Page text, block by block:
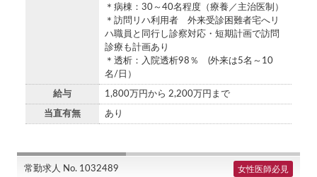
＊病棟：30～40名程度（療養／主治医制）
＊訪問リハ利用者 外来受診困難者宅へリ
ハ職員と同行し診察対応・短期計画で訪問
診療も計画あり
＊透析：入院透析98％ (外来は5名～10
名/日）
給与 1,800万円から 2,200万円まで
当直有無 あり
常勤求人 No. 1032489 女性医師必見